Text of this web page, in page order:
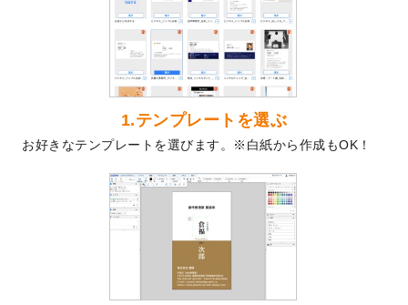
を公開いたしました。
喪中はがきのデザインテンプレート
いたしました。
2025年版1月始まりのカレンダーデザイン
テンプレート
を公開いたしました。
なりました！
プラスチックカードのデザインテンプレー
トを追加しました。
回数券のデザインテンプレート
した。
暑中見舞いのデザインテンプレート
しました。
1.テンプレートを選ぶ
お好きなテンプレートを選びます。※白紙から作成もOK！